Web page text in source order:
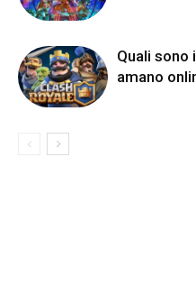
Quali sono
amano